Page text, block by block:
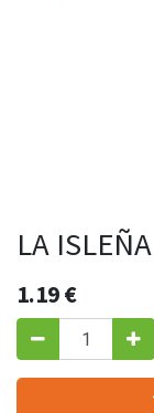
LA
1.19€